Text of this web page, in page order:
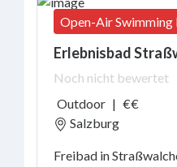
Übernachtungen
Eigene
Verpflegung
Events
Open-Air Swimming
Erlebnisbad
Noch nicht bewertet
Outdoor | €€
Salzburg
Freibad in